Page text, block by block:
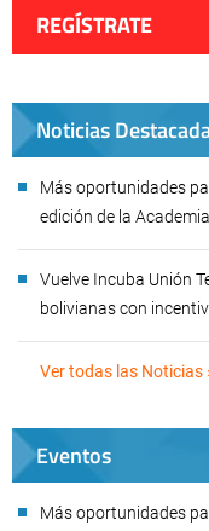
REGÍSTRATE
Noticias
Más oportunidades
edición de la
Vuelve Incuba Unión
bolivianas con
Ver todas las Noticias
Eventos
Más oportunidades